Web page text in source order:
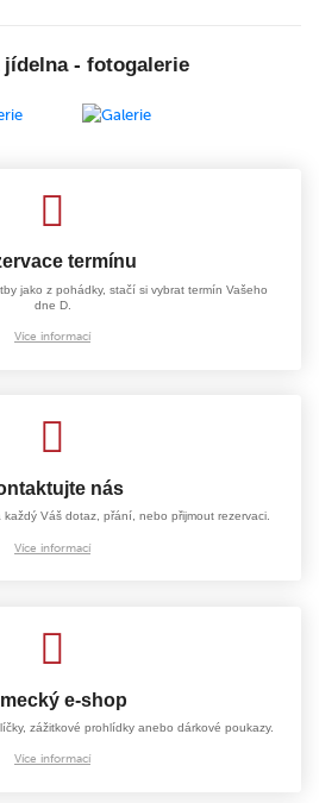
jídelna - fotogalerie
termínu
jako z pohádky, stačí si vybrat termín Vašeho
dne D.
Více informací
nás
Váš dotaz, přání, nebo přijmout rezervaci.
Více informací
e-shop
zážitkové prohlídky anebo dárkové poukazy.
Více informací